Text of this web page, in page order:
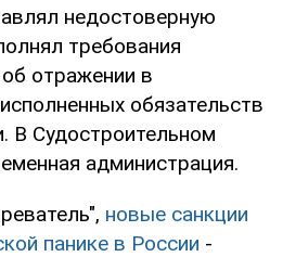
недостоверную
требования
отражении в
обязательств
В Судостроительном
администрация.
новые санкции
панике в России -